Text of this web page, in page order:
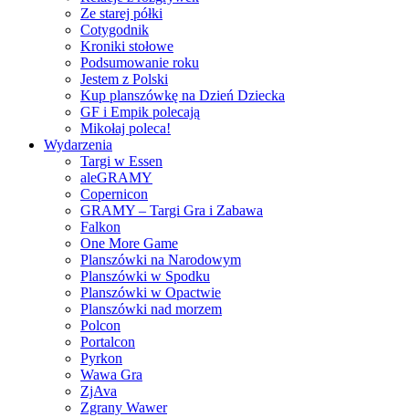
Ze starej półki
Cotygodnik
Kroniki stołowe
Podsumowanie roku
Jestem z Polski
Kup planszówkę na Dzień Dziecka
GF i Empik polecają
Mikołaj poleca!
Wydarzenia
Targi w Essen
aleGRAMY
Copernicon
GRAMY – Targi Gra i Zabawa
Falkon
One More Game
Planszówki na Narodowym
Planszówki w Spodku
Planszówki w Opactwie
Planszówki nad morzem
Polcon
Portalcon
Pyrkon
Wawa Gra
ZjAva
Zgrany Wawer